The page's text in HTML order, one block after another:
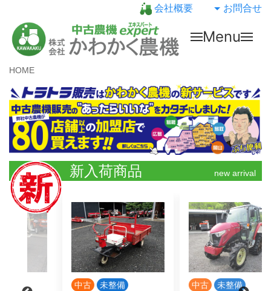
会社概要 お問合せ
Menu
HOME
新入荷商品 new arrival
未整備 未整備